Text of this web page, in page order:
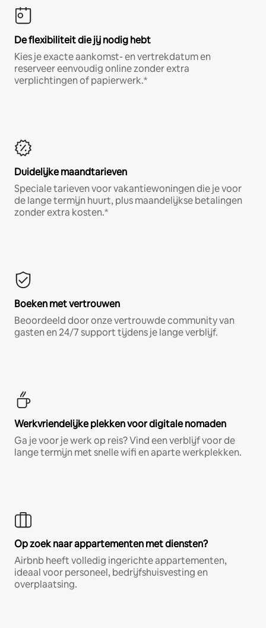
De flexibiliteit die jij nodig hebt
Kies je exacte aankomst- en vertrekdatum en
reserveer eenvoudig online zonder extra
verplichtingen of papierwerk.*
Duidelijke maandtarieven
Speciale tarieven voor vakantiewoningen die je voor
de lange termijn huurt, plus maandelijkse betalingen
zonder extra kosten.*
Boeken met vertrouwen
Beoordeeld door onze vertrouwde community van
gasten en 24/7 support tijdens je lange verblijf.
Werkvriendelijke plekken voor digitale nomaden
Ga je voor je werk op reis? Vind een verblijf voor de
lange termijn met snelle wifi en aparte werkplekken.
Op zoek naar appartementen met diensten?
Airbnb heeft volledig ingerichte appartementen,
ideaal voor personeel, bedrijfshuisvesting en
overplaatsing.